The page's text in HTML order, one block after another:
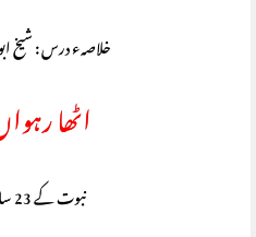
خلاصہء درس : شیخ
اٹھا
نبوت کے 23 سال23درس